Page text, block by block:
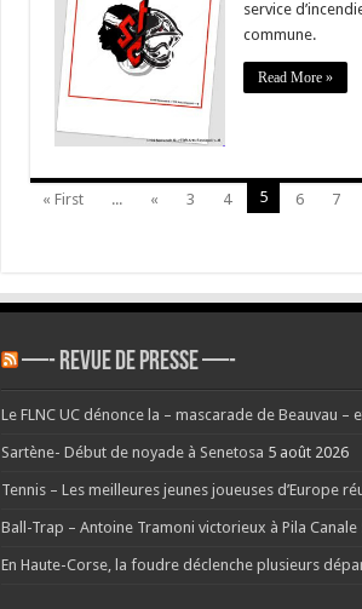
service
commune.
Read More »
« First ... « 3 4 5 6 7
—- REVUE DE PRESSE —-
Le FLNC UC dénonce la – mascarade de Beauvau
Sartène- Début de noyade à Senetosa 5 août 2026
Tennis – Les meilleures jeunes joueuses d’Europe
Ball-Trap – Antoine Tramoni victorieux à Pila Canale
En Haute-Corse, la foudre déclenche plusieurs